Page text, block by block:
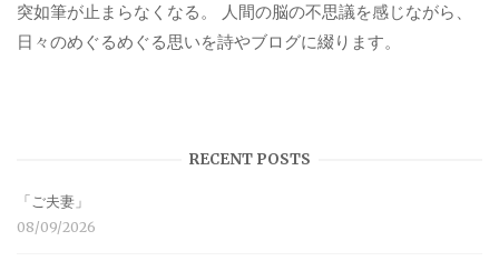
突如筆が止まらなくなる。 人間の脳の不思議を感じながら、
日々のめぐるめぐる思いを詩やブログに綴ります。
RECENT POSTS
「ご夫妻」
08/09/2026